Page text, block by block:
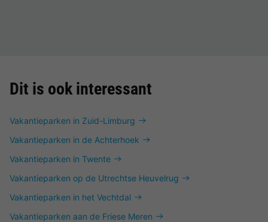
Dit is ook interessant
Vakantieparken in Zuid-Limburg
Vakantieparken in de Achterhoek
Vakantieparken in Twente
Vakantieparken op de Utrechtse Heuvelrug
Vakantieparken in het Vechtdal
Vakantieparken aan de Friese Meren